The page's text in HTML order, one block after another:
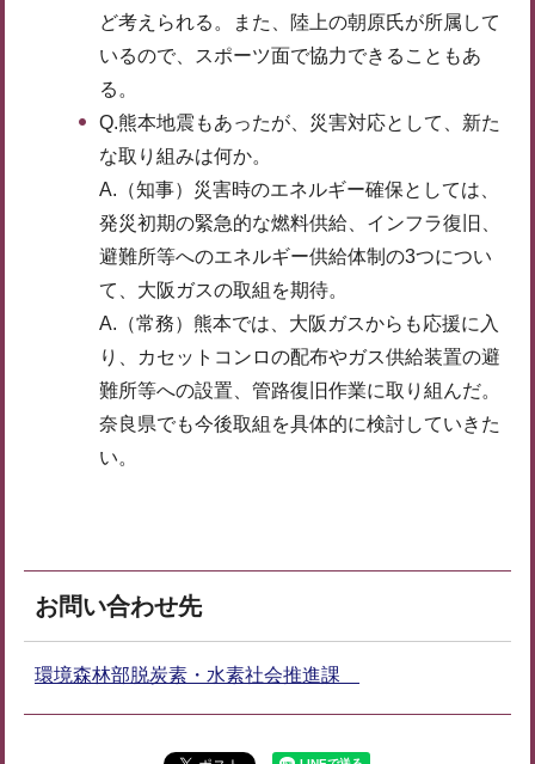
ど考えられる。また、陸上の朝原氏が所属して
いるので、スポーツ面で協力できることもあ
る。
Q.熊本地震もあったが、災害対応として、新た
な取り組みは何か。
A.（知事）災害時のエネルギー確保としては、
発災初期の緊急的な燃料供給、インフラ復旧、
避難所等へのエネルギー供給体制の3つについ
て、大阪ガスの取組を期待。
A.（常務）熊本では、大阪ガスからも応援に入
り、カセットコンロの配布やガス供給装置の避
難所等への設置、管路復旧作業に取り組んだ。
奈良県でも今後取組を具体的に検討していきた
い。
お問い合わせ先
環境森林部脱炭素・水素社会推進課